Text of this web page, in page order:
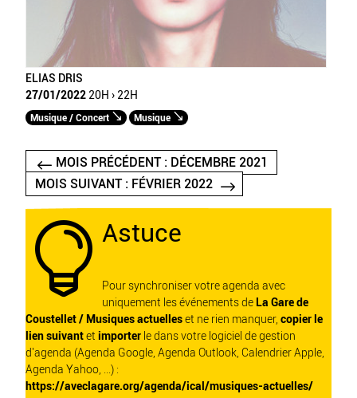
ELIAS DRIS
27/01/2022 20H › 22H
Musique / Concert Musique
MOIS PRÉCÉDENT : DÉCEMBRE 2021
MOIS SUIVANT : FÉVRIER 2022
 Astuce
Pour synchroniser votre agenda avec
uniquement les événements de La Gare de
Coustellet / Musiques actuelleset ne rien manquer, copier le
lien suivantet importer le dans votre logiciel de gestion
d'agenda (Agenda Google, Agenda Outlook, Calendrier Apple,
Agenda Yahoo, ...) :
https://aveclagare.org/agenda/ical/musiques-actuelles/